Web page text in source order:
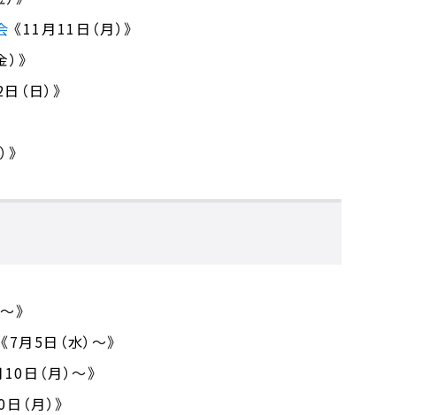
《11月11日（月）》
》
（日）》
》
月5日（水）～》
日（月）～》
（月）》